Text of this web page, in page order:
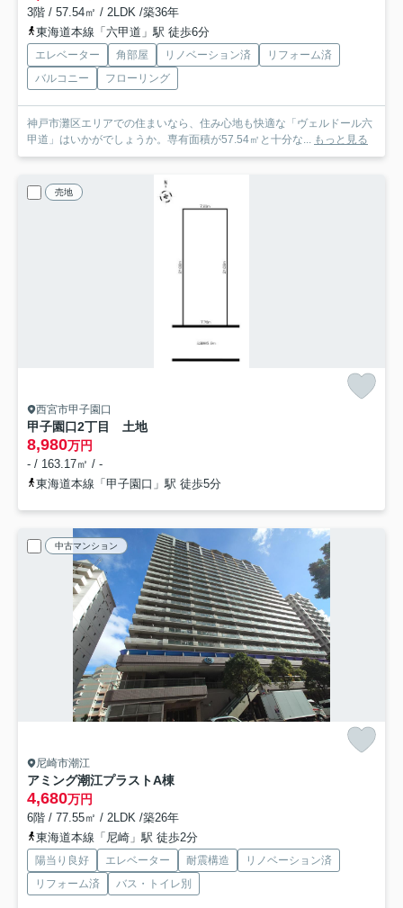
3階 / 57.54㎡ / 2LDK /築36年
東海道本線「六甲道」駅 徒歩6分
エレベーター 角部屋 リノベーション済
リフォーム済
バルコニー
フローリング
神戸市灘区エリアでの住まいなら、住み心地も快適な「ヴェルドール六
甲道」はいかがでしょうか。専有面積が57.54㎡と十分な...
もっと見る
売地
西宮市甲子園口
甲子園口2丁目 土地
8,980万円
- / 163.17㎡ / -
東海道本線「甲子園口」駅 徒歩5分
中古マンション
尼崎市潮江
アミング潮江プラストA棟
4,680万円
6階 / 77.55㎡ / 2LDK /築26年
東海道本線「尼崎」駅 徒歩2分
陽当り良好 エレベーター 耐震構造
リノベーション済
リフォーム済
バス・トイレ別